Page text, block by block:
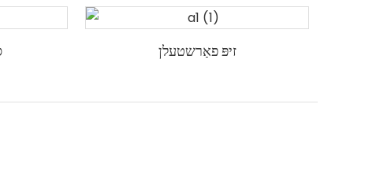
זיפּ פאַרשטעלן